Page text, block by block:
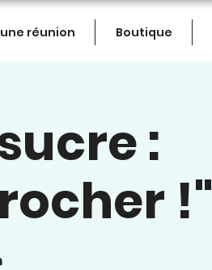
réunion Boutique
:
!"